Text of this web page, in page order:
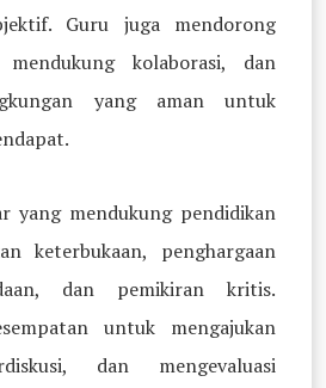
Guru juga mendorong
kolaborasi, dan
yang aman untuk
yang mendukung pendidikan
keterbukaan, penghargaan
dan pemikiran kritis.
untuk mengajukan
dan mengevaluasi